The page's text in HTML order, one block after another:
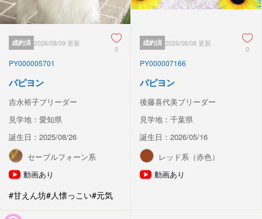
成約済 2026/08/09 更新
0
PY000005701
パピヨン
吉永裕子ブリーダー
見学地：愛知県
誕生日：2025/08/26
セーブルフォーン系
動画あり
#甘えん坊#人懐っこい#元気
成約済 2026/08/08 更新
0
PY000007166
パピヨン
後藤喜代美ブリーダー
見学地：千葉県
誕生日：2026/05/16
レッド系（赤色）
動画あり